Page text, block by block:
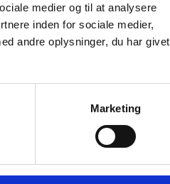
medier og til at analysere
inden for sociale medier,
andre oplysninger, du har givet
Marketing